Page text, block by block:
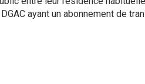
ayant un abonnement de